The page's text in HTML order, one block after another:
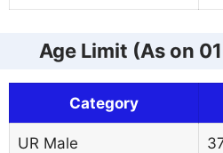
Age Limit (As on
Category
UR Male